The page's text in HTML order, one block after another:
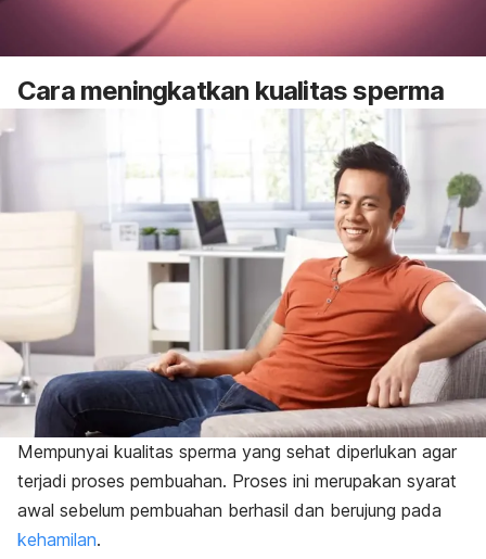
Cara meningkatkan kualitas sperma
Mempunyai kualitas sperma yang sehat diperlukan agar
terjadi proses pembuahan. Proses ini merupakan syarat
awal sebelum pembuahan berhasil dan berujung pada
kehamilan.